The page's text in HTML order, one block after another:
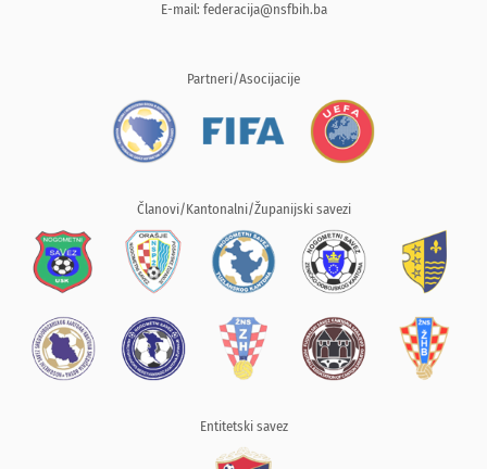
E-mail: federacija@nsfbih.ba
Partneri/Asocijacije
Članovi/Kantonalni/Županijski savezi
Entitetski savez